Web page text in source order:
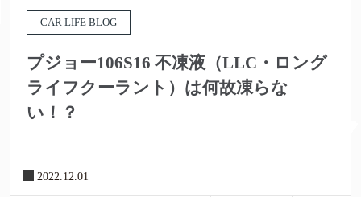
CAR LIFE BLOG
プジョー106S16 不凍液（LLC・ロング
ライフクーラント）は何故凍らな
い！？
2022.12.01